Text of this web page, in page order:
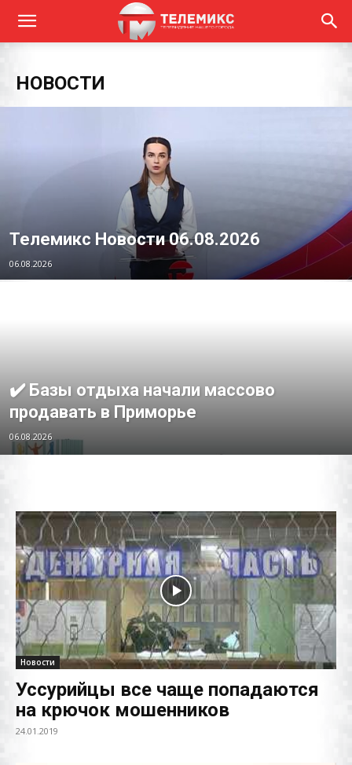
НОВОСТИ
Телемикс Новости 06.08.2026
06.08.2026
✔️ Базы отдыха начали массово
продавать в Приморье
06.08.2026
Новости
Уссурийцы все чаще попадаются
на крючок мошенников
24.01.2019